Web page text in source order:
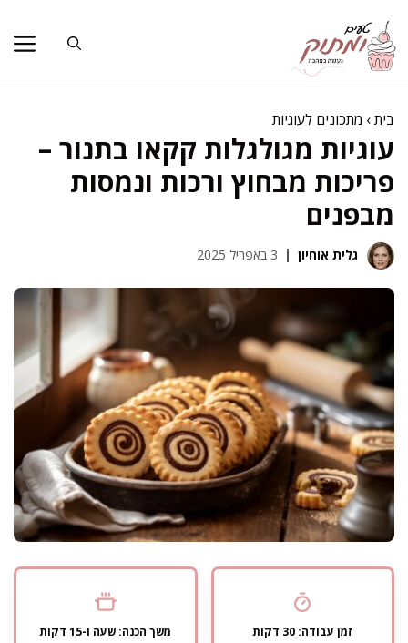
לתוכן
בית› מתכונים לעוגיות
עוגיות מגולגלות קקאו בתנור –
פריכות מבחוץ ורכות ונמסות
מבפנים
גלית אוחיון 3 באפריל 2025
זמן עבודה: 30 דקות משך הכנה: שעה ו-15 דקות